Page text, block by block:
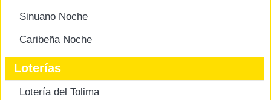
Sinuano Noche
Caribeña Noche
Loterías
Lotería del Tolima